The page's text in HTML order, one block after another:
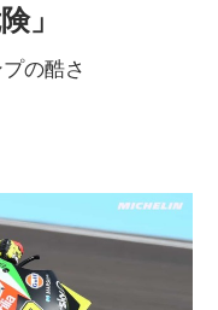
」
の酷さ